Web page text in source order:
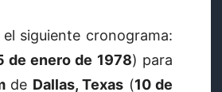
siguiente cronograma:
de enero de 1978) para
de Dallas, Texas (10 de